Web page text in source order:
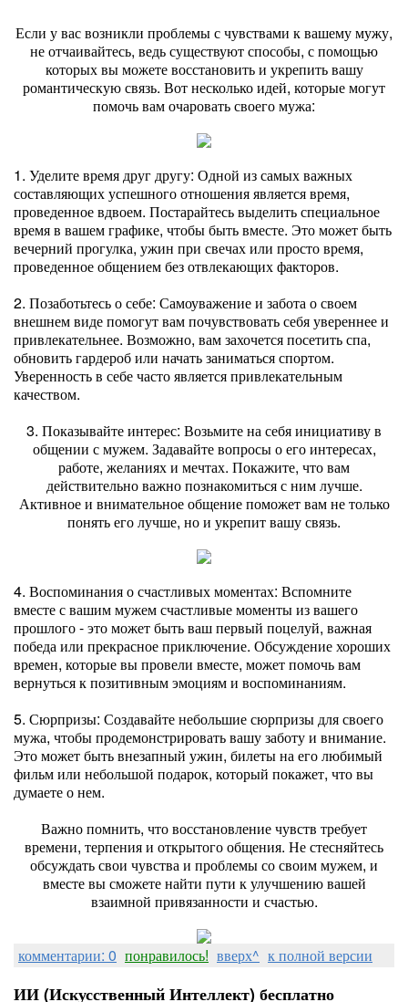
Если у вас возникли проблемы с чувствами к вашему мужу,
не отчаивайтесь, ведь существуют способы, с помощью
которых вы можете восстановить и укрепить вашу
романтическую связь. Вот несколько идей, которые могут
помочь вам очаровать своего мужа:
1. Уделите время друг другу: Одной из самых важных
составляющих успешного отношения является время,
проведенное вдвоем. Постарайтесь выделить специальное
время в вашем графике, чтобы быть вместе. Это может быть
вечерний прогулка, ужин при свечах или просто время,
проведенное общением без отвлекающих факторов.
2. Позаботьтесь о себе: Самоуважение и забота о своем
внешнем виде помогут вам почувствовать себя увереннее и
привлекательнее. Возможно, вам захочется посетить спа,
обновить гардероб или начать заниматься спортом.
Уверенность в себе часто является привлекательным
качеством.
3. Показывайте интерес: Возьмите на себя инициативу в
общении с мужем. Задавайте вопросы о его интересах,
работе, желаниях и мечтах. Покажите, что вам
действительно важно познакомиться с ним лучше.
Активное и внимательное общение поможет вам не только
понять его лучше, но и укрепит вашу связь.
4. Воспоминания о счастливых моментах: Вспомните
вместе с вашим мужем счастливые моменты из вашего
прошлого - это может быть ваш первый поцелуй, важная
победа или прекрасное приключение. Обсуждение хороших
времен, которые вы провели вместе, может помочь вам
вернуться к позитивным эмоциям и воспоминаниям.
5. Сюрпризы: Создавайте небольшие сюрпризы для своего
мужа, чтобы продемонстрировать вашу заботу и внимание.
Это может быть внезапный ужин, билеты на его любимый
фильм или небольшой подарок, который покажет, что вы
думаете о нем.
Важно помнить, что восстановление чувств требует
времени, терпения и открытого общения. Не стесняйтесь
обсуждать свои чувства и проблемы со своим мужем, и
вместе вы сможете найти пути к улучшению вашей
взаимной привязанности и счастью.
комментарии: 0 понравилось! вверх^ к полной версии
ИИ (Искусственный Интеллект) бесплатно